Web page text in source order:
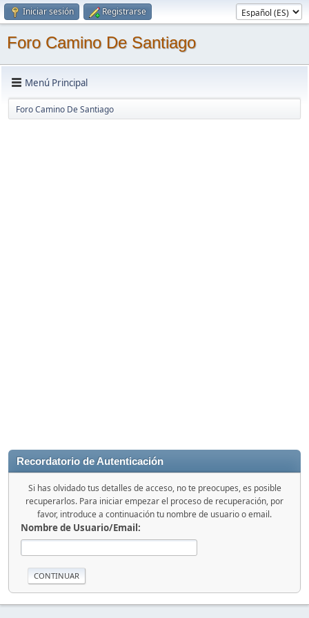
Iniciar sesión Registrarse
Foro Camino De Santiago
Menú Principal
Foro Camino De Santiago
Recordatorio de Autenticación
Si has olvidado tus detalles de acceso, no te preocupes, es posible
recuperarlos. Para iniciar empezar el proceso de recuperación, por
favor, introduce a continuación tu nombre de usuario o email.
Nombre de Usuario/Email: